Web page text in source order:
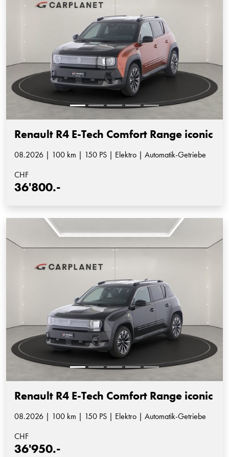
Renault R4 E-Tech Comfort Range iconic
08.2026 | 100 km | 150 PS | Elektro | Automatik-Getriebe
CHF
36'800.-
Renault R4 E-Tech Comfort Range iconic
08.2026 | 100 km | 150 PS | Elektro | Automatik-Getriebe
CHF
36'950.-